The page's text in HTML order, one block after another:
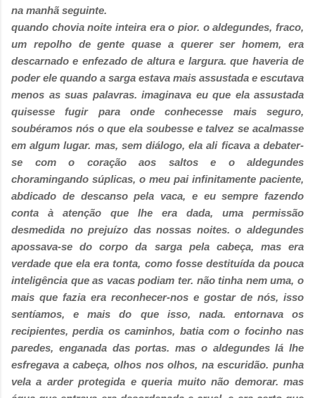
na manhã seguinte.
quando chovia noite inteira era o pior. o aldegundes, fraco,
um repolho de gente quase a querer ser homem, era
descarnado e enfezado de altura e largura. que haveria de
poder ele quando a sarga estava mais assustada e escutava
menos as suas palavras. imaginava eu que ela assustada
quisesse fugir para onde conhecesse mais seguro,
soubéramos nós o que ela soubesse e talvez se acalmasse
em algum lugar. mas, sem diálogo, ela ali ficava a debater-
se com o coração aos saltos e o aldegundes
choramingando súplicas, o meu pai infinitamente paciente,
abdicado de descanso pela vaca, e eu sempre fazendo
conta à atenção que lhe era dada, uma permissão
desmedida no prejuízo das nossas noites. o aldegundes
apossava-se do corpo da sarga pela cabeça, mas era
verdade que ela era tonta, como fosse destituída da pouca
inteligência que as vacas podiam ter. não tinha nem uma, o
mais que fazia era reconhecer-nos e gostar de nós, isso
sentíamos, e mais do que isso, nada. entornava os
recipientes, perdia os caminhos, batia com o focinho nas
paredes, enganada das portas. mas o aldegundes lá lhe
esfregava a cabeça, olhos nos olhos, na escuridão. punha
vela a arder protegida e queria muito não demorar. mas